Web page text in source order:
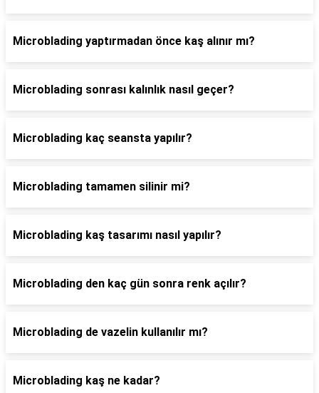
Microblading yaptırmadan önce kaş alınır mı?
Microblading sonrası kalınlık nasıl geçer?
Microblading kaç seansta yapılır?
Microblading tamamen silinir mi?
Microblading kaş tasarımı nasıl yapılır?
Microblading den kaç gün sonra renk açılır?
Microblading de vazelin kullanılır mı?
Microblading kaş ne kadar?